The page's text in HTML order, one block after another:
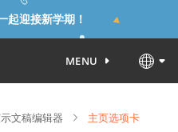
起迎接新学期！
MENU
文稿编辑器 主页选项卡